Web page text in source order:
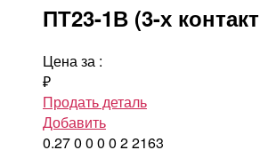
ПТ23-1В (3-х
Цена за :
₽
Продать деталь
Добавить
0.270 0 0 0 22163